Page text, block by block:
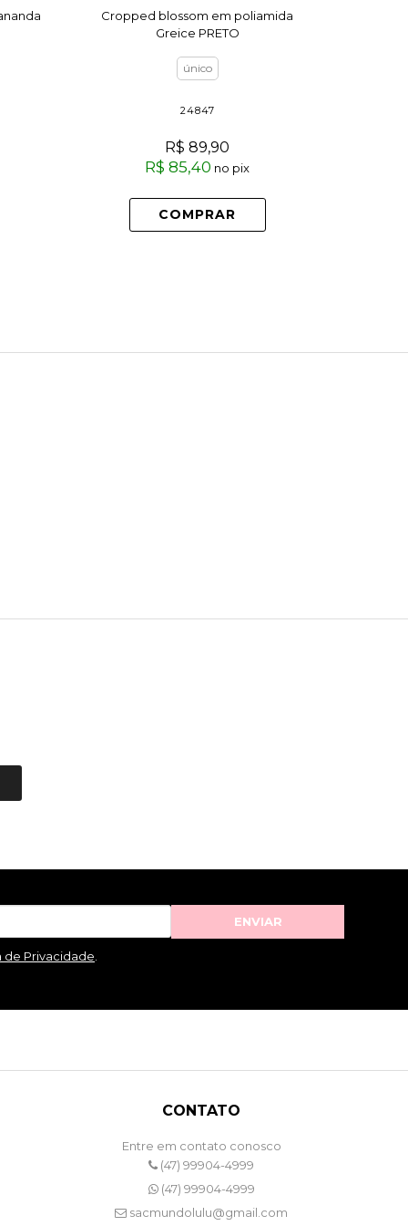
Cropped blossom em poliamida
Greice PRETO
único
24847
R$ 89,90
R$ 85,40 no pix
COMPRAR
ENVIAR
de Privacidade
CONTATO
Entre em contato conosco
(47) 99904-4999
(47) 99904-4999
sacmundolulu@gmail.com